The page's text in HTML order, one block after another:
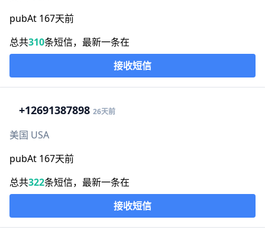
pubAt 167天前
总共310条短信，最新一条在
接收短信
+12691387898 26天前
美国 USA
pubAt 167天前
总共322条短信，最新一条在
接收短信